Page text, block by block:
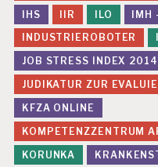
IHS
IIR ILO
IMH
INDUSTRIEROBOTER
JOB STRESS INDEX 2014
JUDIKATUR ZUR
KFZA ONLINE
KOMPETENZZENTRUM
KORUNKA